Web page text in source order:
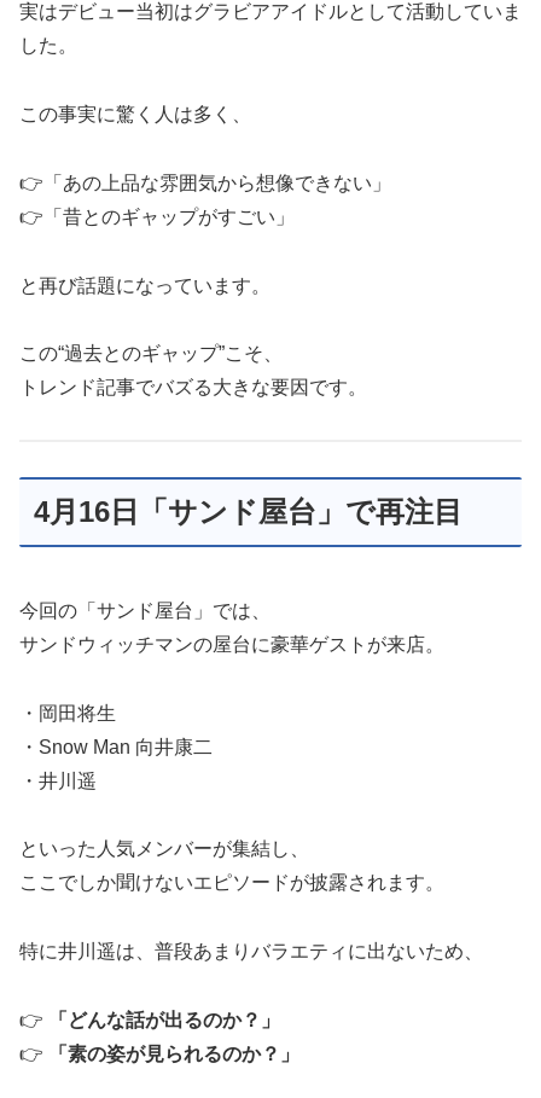
実はデビュー当初はグラビアアイドルとして活動していま
した。
この事実に驚く人は多く、
👉「あの上品な雰囲気から想像できない」
👉「昔とのギャップがすごい」
と再び話題になっています。
この“過去とのギャップ”こそ、
トレンド記事でバズる大きな要因です。
4月16日「サンド屋台」で再注目
今回の「サンド屋台」では、
サンドウィッチマンの屋台に豪華ゲストが来店。
・岡田将生
・Snow Man 向井康二
・井川遥
といった人気メンバーが集結し、
ここでしか聞けないエピソードが披露されます。
特に井川遥は、普段あまりバラエティに出ないため、
👉
「どんな話が出るのか？」
👉
「素の姿が見られるのか？」